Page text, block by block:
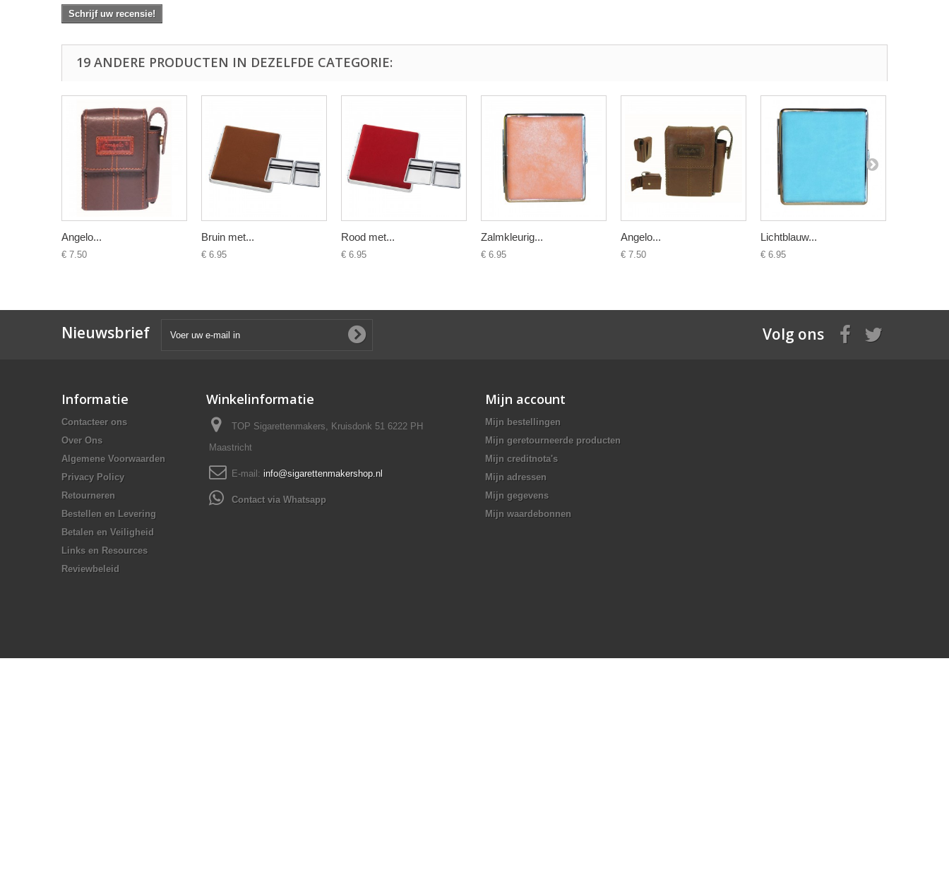
Schrijf uw recensie!
19 ANDERE PRODUCTEN IN DEZELFDE CATEGORIE:
Angelo...
€ 7.50
Bruin met...
€ 6.95
Rood met...
€ 6.95
Zalmkleurig...
€ 6.95
Angelo...
€ 7.50
Lichtblauw...
€ 6.95
Nieuwsbrief Volg ons
Informatie
Contacteer ons
Over Ons
Algemene Voorwaarden
Privacy Policy
Retourneren
Bestellen en Levering
Betalen en Veiligheid
Links en Resources
Reviewbeleid
Winkelinformatie
TOP Sigarettenmakers, Kruisdonk 51 6222 PH
Maastricht
E-mail: info@sigarettenmakershop.nl
Contact via Whatsapp
Mijn account
Mijn bestellingen
Mijn geretourneerde producten
Mijn creditnota's
Mijn adressen
Mijn gegevens
Mijn waardebonnen